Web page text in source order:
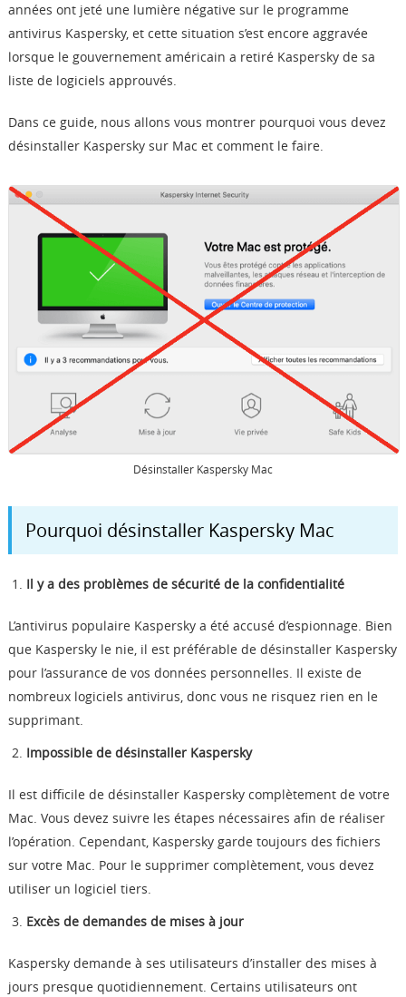
Télécharger
Support
Langue
années ont jeté une lumière négative sur le programme
antivirus Kaspersky, et cette situation s’est encore aggravée
lorsque le gouvernement américain a retiré Kaspersky de sa
liste de logiciels approuvés.
Dans ce guide, nous allons vous montrer pourquoi vous devez
désinstaller Kaspersky sur Mac et comment le faire.
Désinstaller Kaspersky Mac
Pourquoi désinstaller Kaspersky Mac
Il y a des problèmes de sécurité de la confidentialité
L’antivirus populaire Kaspersky a été accusé d’espionnage. Bien
que Kaspersky le nie, il est préférable de désinstaller Kaspersky
pour l’assurance de vos données personnelles. Il existe de
nombreux logiciels antivirus, donc vous ne risquez rien en le
supprimant.
Impossible de désinstaller Kaspersky
Il est difficile de désinstaller Kaspersky complètement de votre
Mac. Vous devez suivre les étapes nécessaires afin de réaliser
l’opération. Cependant, Kaspersky garde toujours des fichiers
sur votre Mac. Pour le supprimer complètement, vous devez
utiliser un logiciel tiers.
Excès de demandes de mises à jour
Kaspersky demande à ses utilisateurs d’installer des mises à
jours presque quotidiennement. Certains utilisateurs ont